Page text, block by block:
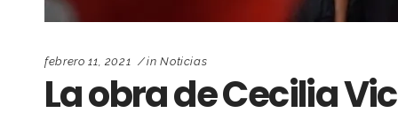
febrero 11, 2021 in Noticias
La obra de Cecilia